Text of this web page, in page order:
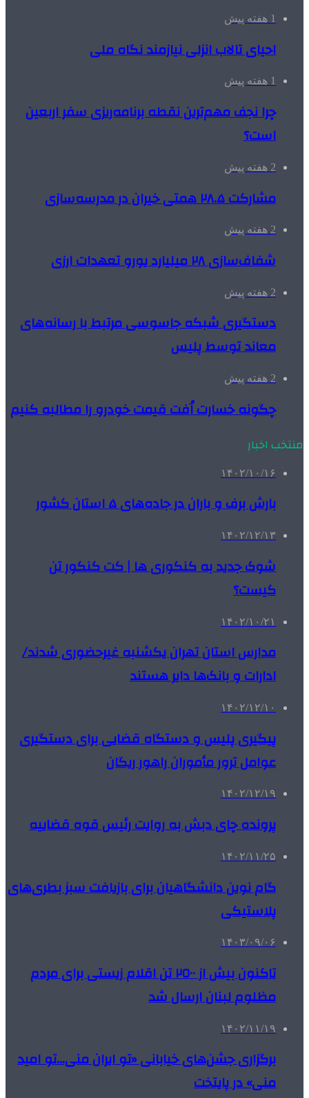
1 هفته پیش
احیای تالاب انزلی نیازمند نگاه ملی
1 هفته پیش
چرا نجف مهم‌ترین نقطه برنامه‌ریزی سفر اربعین
است؟
2 هفته پیش
مشارکت ۲۸.۵ همتی خیران در مدرسه‌سازی
2 هفته پیش
شفاف‌سازی ۲۸ میلیارد یورو تعهدات ارزی
2 هفته پیش
دستگیری شبکه جاسوسی مرتبط با رسانه‌های
معاند توسط پلیس
2 هفته پیش
چگونه خسارت اُفت قیمت خودرو را مطالبه کنیم
منتخب اخبار
۱۴۰۲/۱۰/۱۶
بارش برف و باران در جاده‌های ۵ استان کشور
۱۴۰۲/۱۲/۱۳
شوک جدید به کنکوری‌ ها | کت کنکور تن
کیست؟
۱۴۰۲/۱۰/۲۱
مدارس استان تهران یکشنبه غیرحضوری شدند/
ادارات و بانک‌ها دایر هستند
۱۴۰۲/۱۲/۱۰
پیگیری پلیس و دستگاه قضایی برای دستگیری
عوامل ترور مأموران راهور ریگان
۱۴۰۲/۱۲/۱۹
پرونده چای دبش به روایت رئیس قوه قضاییه
۱۴۰۲/۱۱/۲۵
گام نوین دانشگاهیان برای بازیافت سبز بطری‌های
پلاستیکی
۱۴۰۳/۰۹/۰۶
تاکنون بیش از ٢٥٠٠ تن اقلام زیستی برای مردم
مظلوم لبنان ارسال شد
۱۴۰۲/۱۱/۱۹
برگزاری جشن‌های خیابانی «تو ایران منی…تو امید
منی» در پایتخت